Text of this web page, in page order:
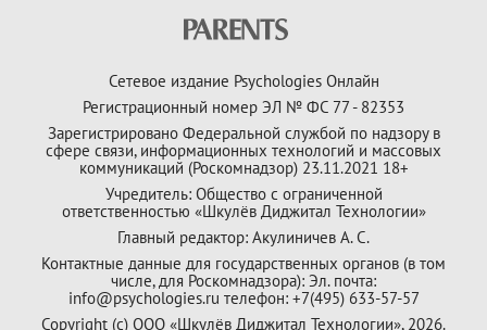
Сетевое издание Psychologies Онлайн
Регистрационный номер ЭЛ № ФС 77 - 82353
Зарегистрировано Федеральной службой по надзору в
сфере связи, информационных технологий и массовых
коммуникаций (Роскомнадзор) 23.11.2021 18+
Учредитель: Общество с ограниченной
ответственностью «Шкулёв Диджитал Технологии»
Главный редактор: Акулиничев А. С.
Контактные данные для государственных органов (в том
числе, для Роскомнадзора): Эл. почта:
info@psychologies.ru телефон: +7(495) 633-57-57
Copyright (с) ООО «Шкулёв Диджитал Технологии», 2026.